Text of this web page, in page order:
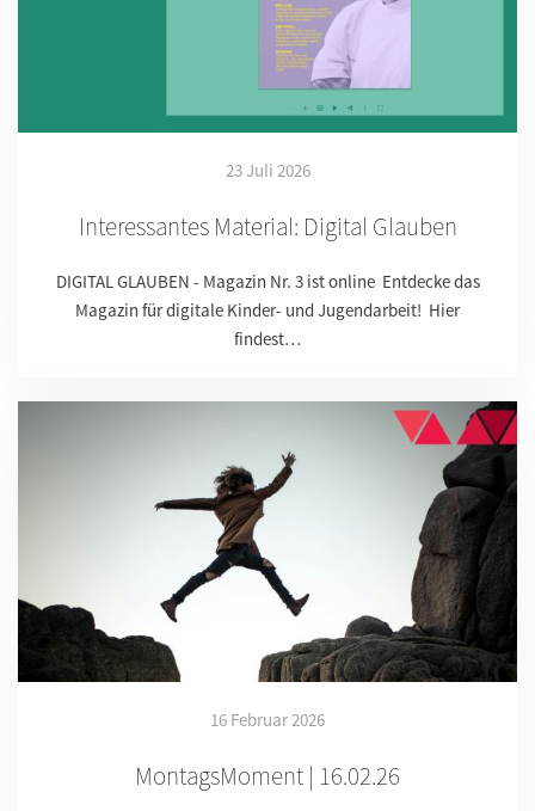
23 Juli 2026
Interessantes Material: Digital Glauben
DIGITAL GLAUBEN - Magazin Nr. 3 ist online Entdecke das
Magazin für digitale Kinder- und Jugendarbeit! Hier
findest…
16 Februar 2026
MontagsMoment | 16.02.26